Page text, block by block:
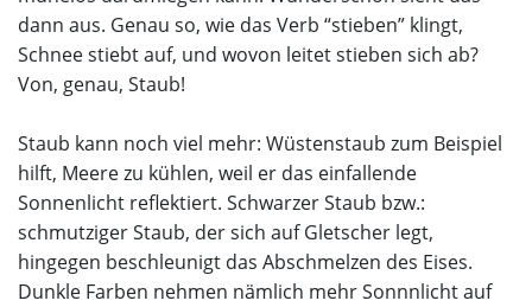
dann aus. Genau so, wie das Verb “stieben” klingt,
Schnee stiebt auf, und wovon leitet stieben sich ab?
Von, genau, Staub!
Staub kann noch viel mehr: Wüstenstaub zum Beispiel
hilft, Meere zu kühlen, weil er das einfallende
Sonnenlicht reflektiert. Schwarzer Staub bzw.:
schmutziger Staub, der sich auf Gletscher legt,
hingegen beschleunigt das Abschmelzen des Eises.
Dunkle Farben nehmen nämlich mehr Sonnnlicht auf